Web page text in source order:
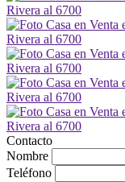
Contacto
Nombre
Teléfono